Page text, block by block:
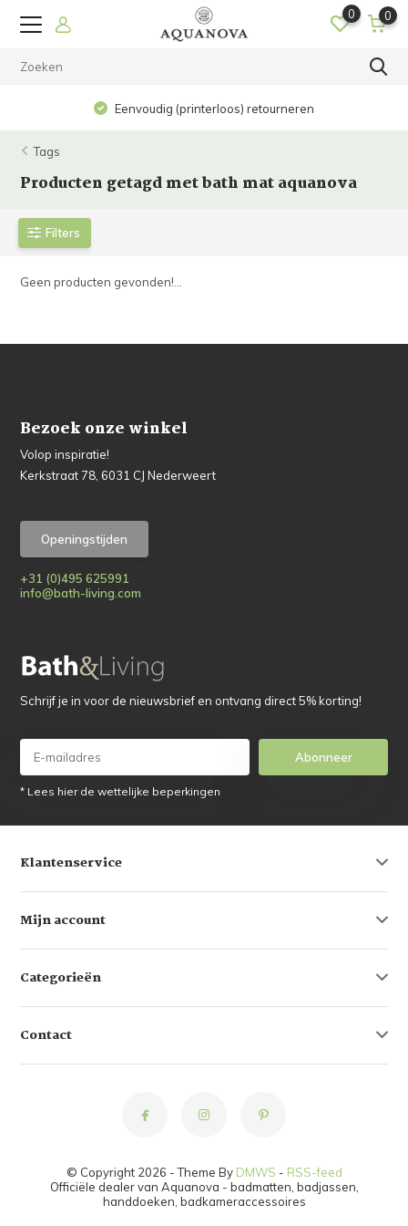
0 0
Eenvoudig (printerloos) retourneren
Tags
Producten getagd met bath mat aquanova
Filters
Geen producten gevonden!...
Bezoek onze winkel
Volop inspiratie!
Kerkstraat 78, 6031 CJ Nederweert
Openingstijden
+31 (0)495 625991
info@bath-living.com
Schrijf je in voor de nieuwsbrief en ontvang direct 5% korting!
Abonneer
* Lees hier de wettelijke beperkingen
Klantenservice
Mijn account
Categorieën
Contact
© Copyright 2026 - Theme By DMWS - RSS-feed
Officiële dealer van Aquanova - badmatten, badjassen,
handdoeken, badkameraccessoires